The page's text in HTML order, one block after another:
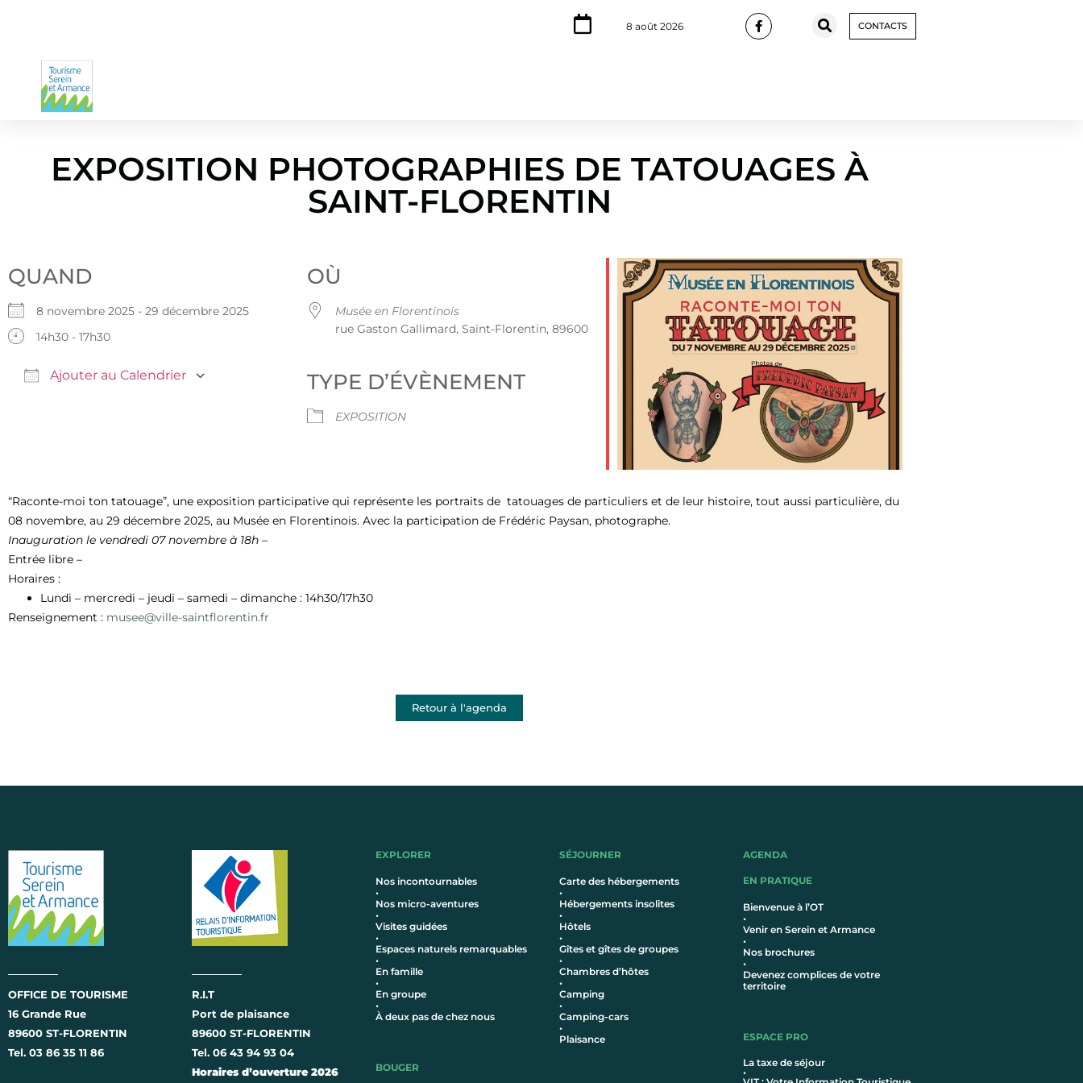
8 août 2026 CONTACTS
EXPOSITION PHOTOGRAPHIES DE TATOUAGES À
SAINT-FLORENTIN
QUAND
8 novembre 2025 - 29 décembre 2025
14h30 - 17h30
Ajouter au Calendrier
Office 365 Outlook Live
OÙ
Musée en Florentinois
rue Gaston Gallimard, Saint-Florentin, 89600
TYPE D’ÉVÈNEMENT
EXPOSITION
“Raconte-moi ton tatouage”, une exposition participative qui représente les portraits de tatouages de particuliers et de leur histoire, tout aussi particulière, du
08 novembre, au 29 décembre 2025, au Musée en Florentinois. Avec la participation de Frédéric Paysan, photographe.
Inauguration le vendredi 07 novembre à 18h –
Entrée libre –
Horaires :
Lundi – mercredi – jeudi – samedi – dimanche : 14h30/17h30
Renseignement : musee@ville-saintflorentin.fr
Retour à l'agenda
OFFICE DE TOURISME
16 Grande Rue
89600 ST-FLORENTIN
Tel. 03 86 35 11 86
R.I.T
Port de plaisance
89600 ST-FLORENTIN
Tel. 06 43 94 93 04
Horaires d’ouverture 2026
EXPLORER
Nos incontournables
•
Nos micro-aventures
•
Visites guidées
•
Espaces naturels remarquables
•
En famille
•
En groupe
•
À deux pas de chez nous
BOUGER
SÉJOURNER
Carte des hébergements
•
Hébergements insolites
•
Hôtels
•
Gîtes et gîtes de groupes
•
Chambres d’hôtes
•
Camping
•
Camping-cars
•
Plaisance
AGENDA
EN PRATIQUE
Bienvenue à l’OT
•
Venir en Serein et Armance
•
Nos brochures
•
Devenez complices de votre
territoire
ESPACE PRO
La taxe de séjour
•